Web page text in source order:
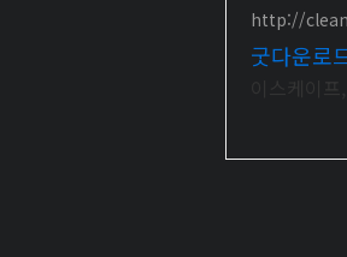
http://
굿다운로